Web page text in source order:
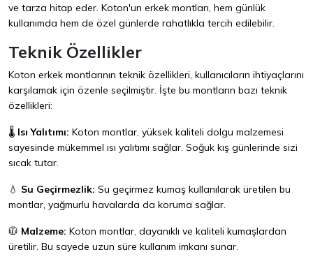
ve tarza hitap eder. Koton'un erkek montları, hem günlük
kullanımda hem de özel günlerde rahatlıkla tercih edilebilir.
Teknik Özellikler
Koton erkek montlarının teknik özellikleri, kullanıcıların ihtiyaçlarını
karşılamak için özenle seçilmiştir. İşte bu montların bazı teknik
özellikleri:
🌡️ Isı Yalıtımı: Koton montlar, yüksek kaliteli dolgu malzemesi
sayesinde mükemmel ısı yalıtımı sağlar. Soğuk kış günlerinde sizi
sıcak tutar.
💧 Su Geçirmezlik: Su geçirmez kumaş kullanılarak üretilen bu
montlar, yağmurlu havalarda da koruma sağlar.
🧥 Malzeme: Koton montlar, dayanıklı ve kaliteli kumaşlardan
üretilir. Bu sayede uzun süre kullanım imkanı sunar.